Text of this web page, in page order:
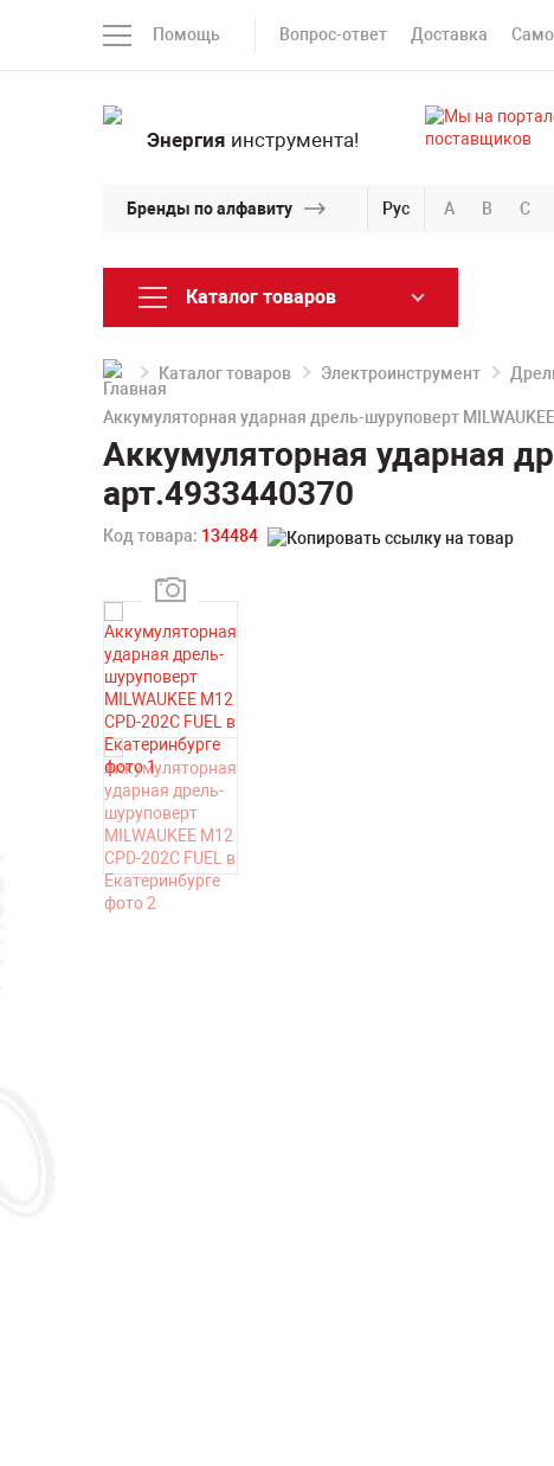
Помощь Вопрос-ответ Доставка
Энергия инструмента!
Бренды по алфавиту Рус A B C
Каталог товаров
Каталог товаров Электроинструмент
Аккумуляторная ударная дрель-шуруповерт MILWAUKEE
Аккумуляторная ударная
арт.4933440370
Код товара: 134484